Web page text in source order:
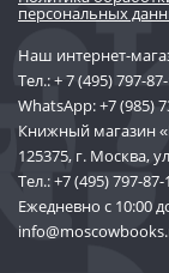
персональных
Наш интернет-
Тел.:+ 7 (495) 797-
WhatsApp:+7 (985)
Книжный магазин
125375, г. Москва,
Тел.:+7 (495) 797-87-
Ежедневно с 10:00